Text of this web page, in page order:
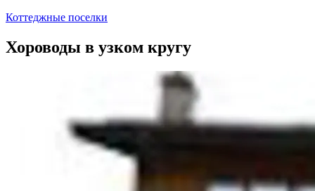
Коттеджные поселки
Хороводы в узком кругу